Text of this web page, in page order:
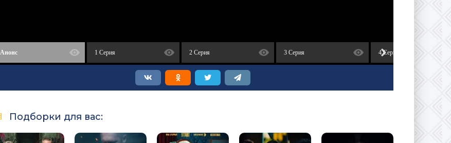
Анонс 1 Серия 2 Серия 3 Серия 4 Серия
Подборки для вас: